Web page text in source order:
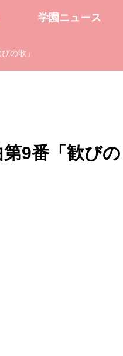
学園ニュース
の歌」
第9番「歓びの